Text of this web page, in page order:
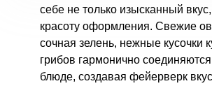
себе не только изысканный
красоту оформления. Свежие
сочная зелень, нежные кусочки
грибов гармонично
блюде, создавая фейерверк